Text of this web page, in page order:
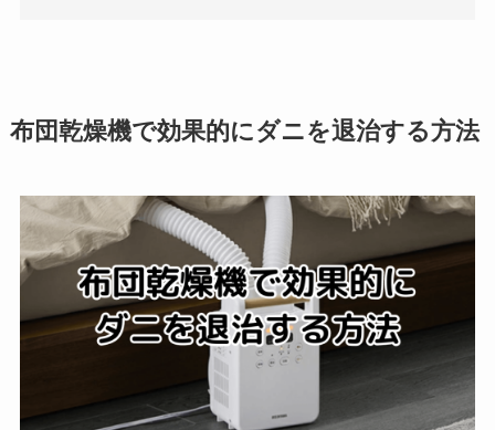
布団乾燥機で効果的にダニを退治する方法